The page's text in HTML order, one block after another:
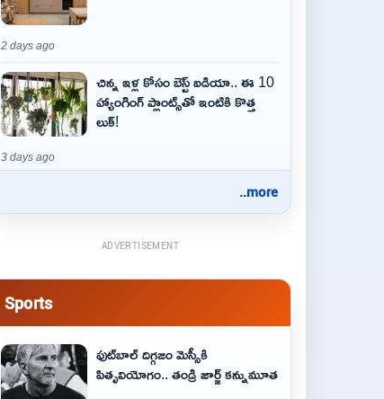
2 days ago
చిన్న ఇళ్ల కోసం బెస్ట్ ఐడియా.. ఈ 10
హ్యాంగింగ్ ప్లాంట్స్‌తో ఇంటికి కొత్త
లుక్!
3 days ago
..more
ADVERTISEMENT
Sports
ఫుట్‌బాల్ దిగ్గజం మెస్సీకి
పితృవియోగం.. తండ్రి జార్జ్ కన్నుమూత